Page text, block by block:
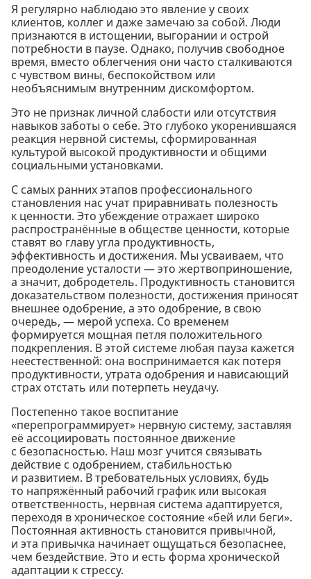
Я регулярно наблюдаю это явление у своих
клиентов, коллег и даже замечаю за собой. Люди
признаются в истощении, выгорании и острой
потребности в паузе. Однако, получив свободное
время, вместо облегчения они часто сталкиваются
с чувством вины, беспокойством или
необъяснимым внутренним дискомфортом.
Это не признак личной слабости или отсутствия
навыков заботы о себе. Это глубоко укоренившаяся
реакция нервной системы, сформированная
культурой высокой продуктивности и общими
социальными установками.
С самых ранних этапов профессионального
становления нас учат приравнивать полезность
к ценности. Это убеждение отражает широко
распространённые в обществе ценности, которые
ставят во главу угла продуктивность,
эффективность и достижения. Мы усваиваем, что
преодоление усталости — это жертвоприношение,
а значит, добродетель. Продуктивность становится
доказательством полезности, достижения приносят
внешнее одобрение, а это одобрение, в свою
очередь, — мерой успеха. Со временем
формируется мощная петля положительного
подкрепления. В этой системе любая пауза кажется
неестественной: она воспринимается как потеря
продуктивности, утрата одобрения и нависающий
страх отстать или потерпеть неудачу.
Постепенно такое воспитание
«перепрограммирует» нервную систему, заставляя
её ассоциировать постоянное движение
с безопасностью. Наш мозг учится связывать
действие с одобрением, стабильностью
и развитием. В требовательных условиях, будь
то напряжённый рабочий график или высокая
ответственность, нервная система адаптируется,
переходя в хроническое состояние «бей или беги».
Постоянная активность становится привычной,
и эта привычка начинает ощущаться безопаснее,
чем бездействие. Это и есть форма хронической
адаптации к стрессу.